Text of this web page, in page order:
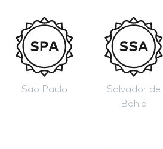
Sao Paulo
Salvador de
Bahia